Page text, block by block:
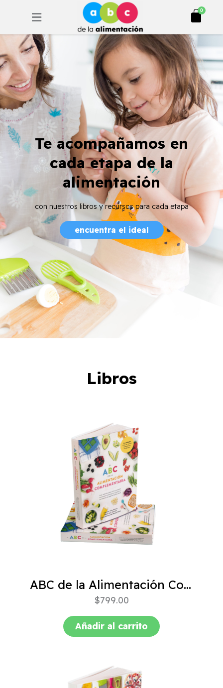
0
Cart
Te acompañamos en
cada etapa de la
alimentación
con nuestros libros y recursos para cada etapa
encuentra el ideal
Libros
ABC de la Alimentación Complementaria 4ta edición
$799.00
Añadir al carrito